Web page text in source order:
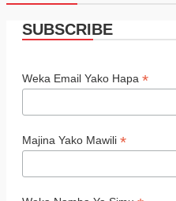
SUBSCRIBE
Weka Email Yako Hapa *
Majina Yako Mawili *